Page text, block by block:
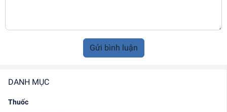
DANH MỤC
Thuốc
Gửi bình luận